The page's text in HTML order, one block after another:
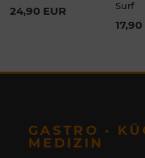
24,90 EUR
Surf
17,90
GASTRO ·
MEDIZIN